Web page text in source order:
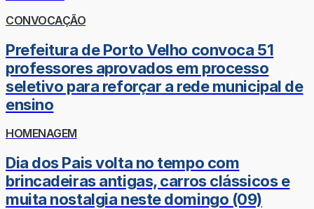
CONVOCAÇÃO
Prefeitura de Porto Velho convoca 51
professores aprovados em processo
seletivo para reforçar a rede municipal de
ensino
HOMENAGEM
Dia dos Pais volta no tempo com
brincadeiras antigas, carros clássicos e
muita nostalgia neste domingo (09)